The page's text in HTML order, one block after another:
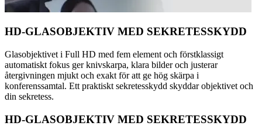
HD-GLASOBJEKTIV MED SEKRETESSKYDD
Glasobjektivet i Full HD med fem element och förstklassigt
automatiskt fokus ger knivskarpa, klara bilder och justerar
återgivningen mjukt och exakt för att ge hög skärpa i
konferenssamtal. Ett praktiskt sekretesskydd skyddar objektivet och
din sekretess.
HD-GLASOBJEKTIV MED SEKRETESSKYDD